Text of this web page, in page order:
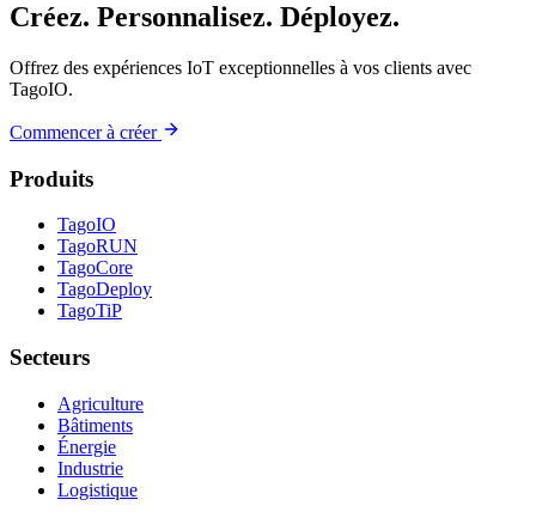
Créez. Personnalisez. Déployez.
Offrez des expériences IoT exceptionnelles à vos clients avec
TagoIO.
Commencer à créer
Produits
TagoIO
TagoRUN
TagoCore
TagoDeploy
TagoTiP
Secteurs
Agriculture
Bâtiments
Énergie
Industrie
Logistique